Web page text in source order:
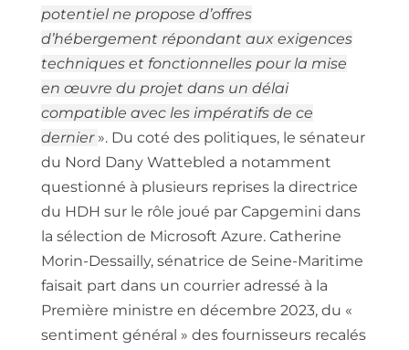
potentiel ne propose d’offres
d’hébergement répondant aux exigences
techniques et fonctionnelles pour la mise
en œuvre du projet dans un délai
compatible avec les impératifs de ce
dernier ». Du coté des politiques, le sénateur
du Nord Dany Wattebled a notamment
questionné à plusieurs reprises la directrice
du HDH sur le rôle joué par Capgemini dans
la sélection de Microsoft Azure. Catherine
Morin-Dessailly, sénatrice de Seine-Maritime
faisait part dans un courrier adressé à la
Première ministre en décembre 2023, du «
sentiment général » des fournisseurs recalés